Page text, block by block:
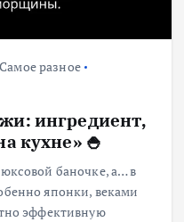
Самое разное
ингредиент,
кухне» 🍚
баночке, а… в
японки, веками
эффективную